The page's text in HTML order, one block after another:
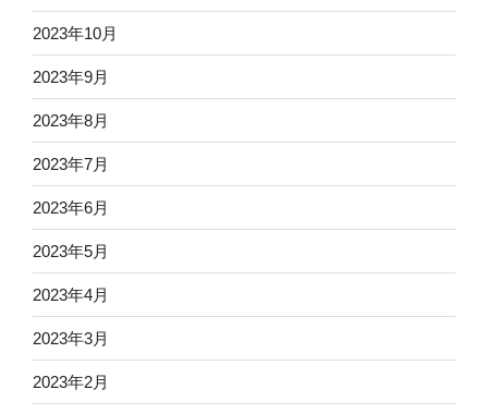
2023年10月
2023年9月
2023年8月
2023年7月
2023年6月
2023年5月
2023年4月
2023年3月
2023年2月